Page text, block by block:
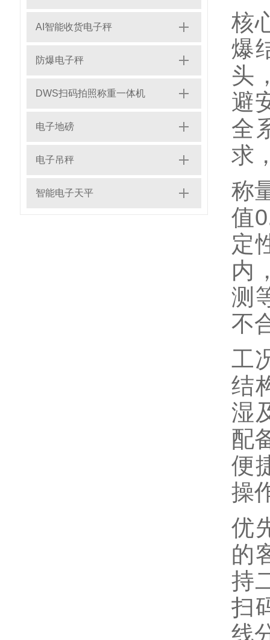
AI智能收货电子秤
防爆电子秤
DWS扫码拍照称重一体机
电子地磅
电子吊秤
智能电子天平
核
爆
头
避
全
求
称
值
定
内
测
不
工
结
湿
配
便
操
优
的
持
扫
线